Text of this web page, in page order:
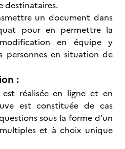
destinataires.
un document dans
pour en permettre la
en équipe y
personnes en situation de
:
est réalisée en ligne et en
est constituée de cas
sous la forme d’un
et à choix unique